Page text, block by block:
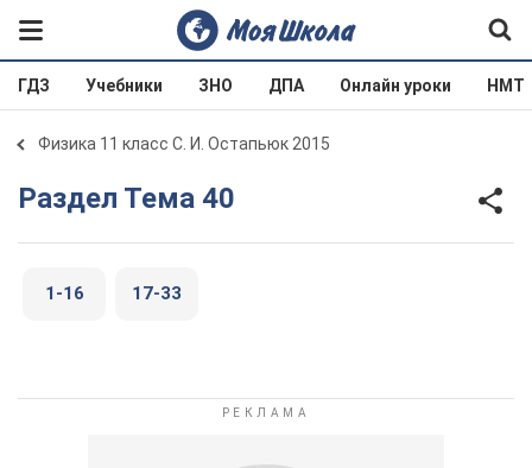
ГДЗ Учебники ЗНО ДПА Онлайн уроки НМТ
Физика 11 класс С. И. Остапьюк 2015
Раздел Тема 40
1-16 17-33